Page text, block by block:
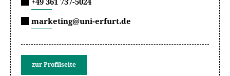
marketing@uni-erfurt.de
zur Profilseite